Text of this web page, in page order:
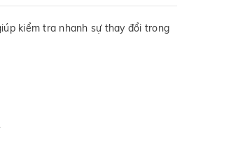
kiểm tra nhanh sự thay đổi trong